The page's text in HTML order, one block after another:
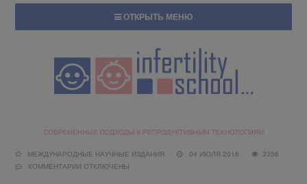
ОТКРЫТЬ МЕНЮ
МЕЖДУНАРОДНЫЕ НАУЧНЫЕ ИЗДАНИЯ 04 ИЮЛЯ 2016
3356
КОММЕНТАРИИ ОТКЛЮЧЕНЫ